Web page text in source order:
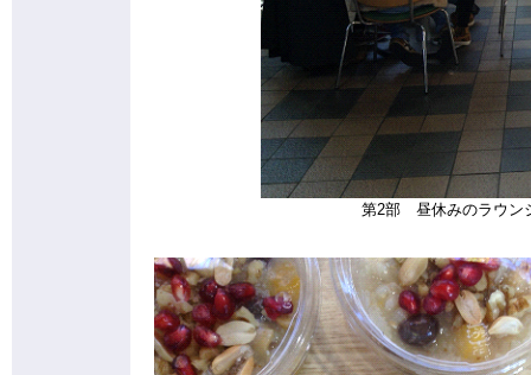
第2部 昼休みのラウン